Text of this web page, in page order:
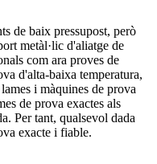
de baix pressupost, però
metàl·lic d'aliatge de
com ara proves de
d'alta-baixa temperatura,
i màquines de prova
de prova exactes als
Per tant, qualsevol dada
exacte i fiable.